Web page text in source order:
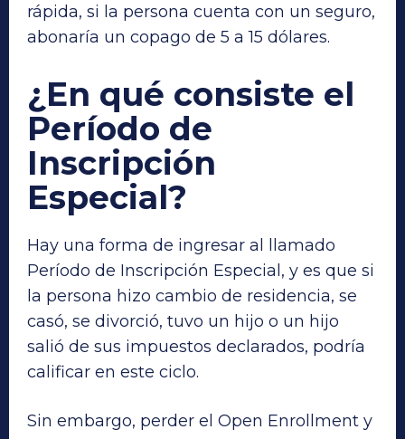
rápida, si la persona cuenta con un seguro,
abonaría un copago de 5 a 15 dólares.
¿En qué consiste el
Período de
Inscripción
Especial?
Hay una forma de ingresar al llamado
Período de Inscripción Especial, y es que si
la persona hizo cambio de residencia, se
casó, se divorció, tuvo un hijo o un hijo
salió de sus impuestos declarados, podría
calificar en este ciclo.
Sin embargo, perder el Open Enrollment y